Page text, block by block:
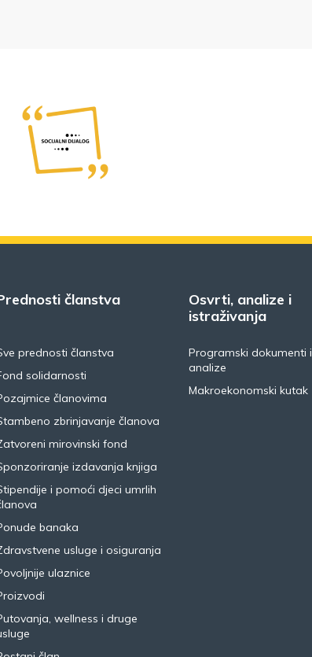
članstva
prednosti članstva
solidarnosti
članovima
zbrinjavanje članova
mirovinski fond
izdavanja knjiga
i pomoći djeci umrlih
banaka
usluge i osiguranja
ulaznice
wellness i druge
Osvrti, analize i
istraživanja
Programski dokumenti i
analize
Makroekonomski kutak